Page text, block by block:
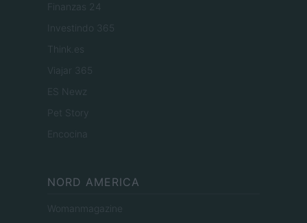
Finanzas 24
Investindo 365
Think.es
Viajar 365
ES Newz
Pet Story
Encocina
NORD AMERICA
Womanmagazine